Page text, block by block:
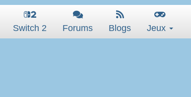
Switch 2 Forums Blogs Jeux